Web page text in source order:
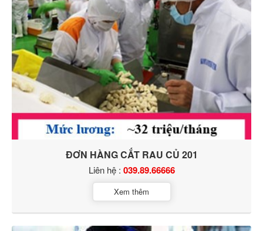
ĐƠN HÀNG CẮT RAU CỦ 201
Liên hệ : 039.89.66666
Xem thêm